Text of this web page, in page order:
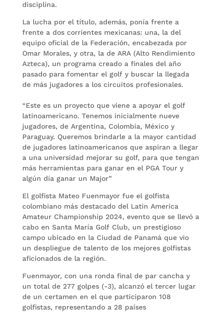
disciplina.
La lucha por el título, además, ponía frente a
frente a dos corrientes mexicanas: una, la del
equipo oficial de la Federación, encabezada por
Omar Morales, y otra, la de ARA (Alto Rendimiento
Azteca), un programa creado a finales del año
pasado para fomentar el golf y buscar la llegada
de más jugadores a los circuitos profesionales.
“Este es un proyecto que viene a apoyar el golf
latinoamericano. Tenemos inicialmente nueve
jugadores, de Argentina, Colombia, México y
Paraguay. Queremos brindarle a la mayor cantidad
de jugadores latinoamericanos que aspiran a llegar
a una universidad mejorar su golf, para que tengan
más herramientas para ganar en el PGA Tour y
algún día ganar un Major”
El golfista Mateo Fuenmayor fue el golfista
colombiano más destacado del Latin America
Amateur Championship 2024, evento que se llevó a
cabo en Santa María Golf Club, un prestigioso
campo ubicado en la Ciudad de Panamá que vio
un despliegue de talento de los mejores golfistas
aficionados de la región.
Fuenmayor, con una ronda final de par cancha y
un total de 277 golpes (-3), alcanzó el tercer lugar
de un certamen en el que participaron 108
golfistas, representando a 28 países